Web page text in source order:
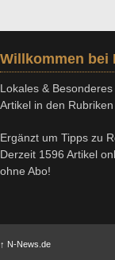
Willkommen bei
Lokales &
Artikel in den
Ergänzt um Tipps zu
Derzeit 1596 Artikel
ohne Abo!
↑ N-News.de